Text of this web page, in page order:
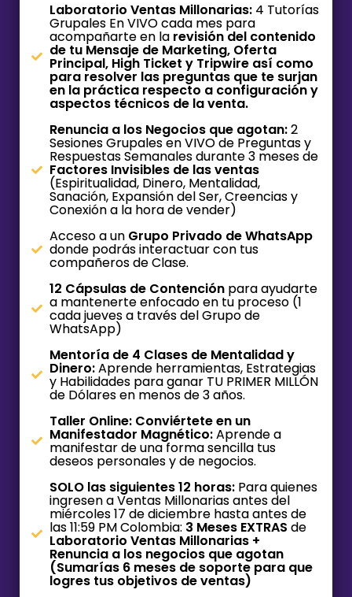
Laboratorio Ventas Millonarias:4 Tutorías
Grupales En VIVO cada mes para
acompañarte en la revisión del contenido
de tu Mensaje de Marketing, Oferta
Principal, High Ticket y Tripwire así como
para resolver las preguntas que te surjan
en la práctica respecto a configuración y
aspectos técnicos de la venta.
Renuncia a los Negocios que agotan:2
Sesiones Grupales en VIVO de Preguntas y
Respuestas Semanales durante 3 meses de
Factores Invisibles de las ventas
(Espiritualidad, Dinero, Mentalidad,
Sanación, Expansión del Ser, Creencias y
Conexión a la hora de vender)
Acceso a un Grupo Privado de WhatsApp
donde podrás interactuar con tus
compañeros de Clase.
12 Cápsulas de Contenciónpara ayudarte
a mantenerte enfocado en tu proceso (1
cada jueves a través del Grupo de
WhatsApp)
Mentoría de 4 Clases de Mentalidad y
Dinero:Aprende herramientas, Estrategias
y Habilidades para ganar TU PRIMER MILLÓN
de Dólares en menos de 3 años.
Taller Online: Conviértete en un
Manifestador Magnético:Aprende a
manifestar de una forma sencilla tus
deseos personales y de negocios.
SOLO las siguientes 12 horas:Para quienes
ingresen a Ventas Millonarias antes del
miércoles 17 de diciembre hasta antes de
las 11:59 PM Colombia: 3 Meses EXTRAS de
Laboratorio Ventas Millonarias +
Renuncia a los negocios que agotan
(Sumarías 6 meses de soporte para que
logres tus objetivos de ventas)